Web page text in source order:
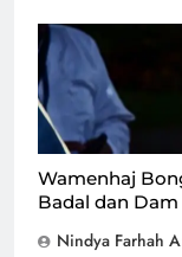
Wakil Menteri
Simanjuntak/
Wamenhaj
Badal dan
Nindya Farhah